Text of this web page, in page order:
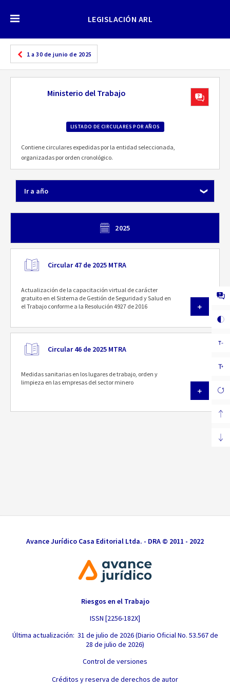
LEGISLACIÓN ARL
1 a 30 de junio de 2025
Ministerio del Trabajo
LISTADO DE CIRCULARES POR AÑOS
Contiene circulares expedidas por la entidad seleccionada,
organizadas por orden cronológico.
Ir a año
2025
Circular 47 de 2025 MTRA
Actualización de la capacitación virtual de carácter
gratuito en el Sistema de Gestión de Seguridad y Salud en
el Trabajo conforme a la Resolución 4927 de 2016
Circular 46 de 2025 MTRA
Medidas sanitarias en los lugares de trabajo, orden y
limpieza en las empresas del sector minero
Riesgos en el Trabajo
ISSN [2256-182X]
Última actualización: 31 de julio de 2026 (Diario Oficial No. 53.567 de
28 de julio de 2026)
Control de versiones
Créditos y reserva de derechos de autor
Avance Jurídico Casa Editorial Ltda. - DRA © 2011 - 2022